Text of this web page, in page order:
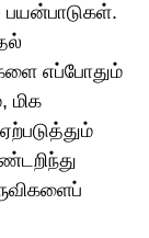
எப்போதும்
மிக